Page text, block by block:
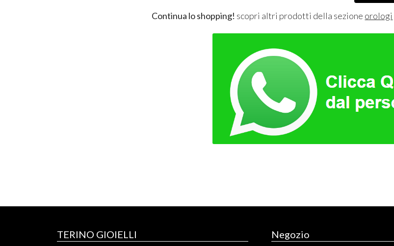
Continua lo shopping! scopri altri prodotti della sezione orologi
TERINO GIOIELLI Negozio